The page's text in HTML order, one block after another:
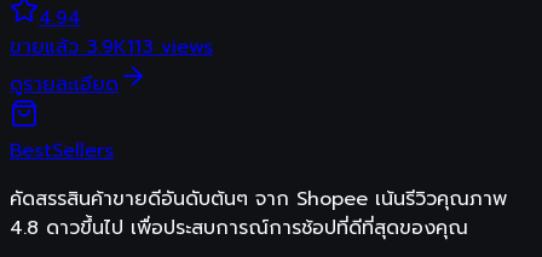
4.94
ขายแล้ว 3.9K113 views
ดูรายละเอียด
BestSellers
คัดสรรสินค้าขายดีอันดับต้นๆ จาก Shopee เน้นรีวิวคุณภาพ
4.8 ดาวขึ้นไป เพื่อประสบการณ์การช้อปที่ดีที่สุดของคุณ